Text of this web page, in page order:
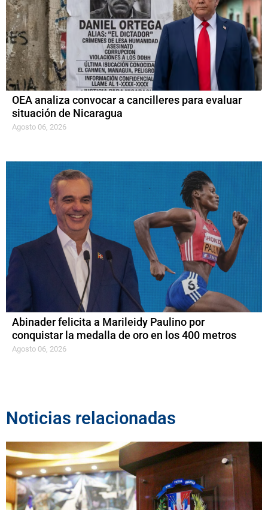
OEA analiza convocar a cancilleres para evaluar
situación de Nicaragua
Agosto 06, 2026
Abinader felicita a Marileidy Paulino por
conquistar la medalla de oro en los 400 metros
Agosto 06, 2026
Noticias relacionadas